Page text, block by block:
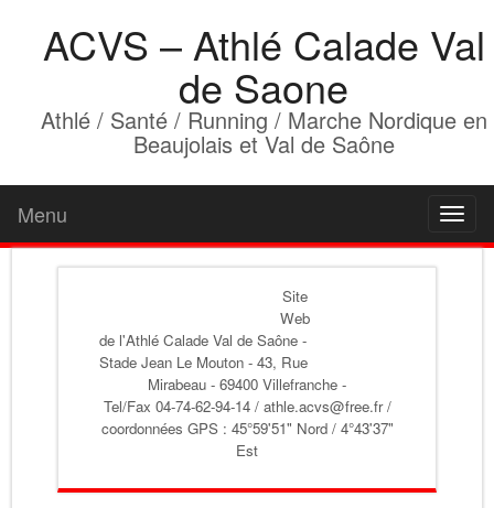
ACVS – Athlé Calade Val
de Saone
Athlé / Santé / Running / Marche Nordique en
Beaujolais et Val de Saône
Menu
Site
Web
de l'Athlé Calade Val de Saône -
Stade Jean Le Mouton - 43, Rue
Mirabeau - 69400 Villefranche -
Tel/Fax 04-74-62-94-14 / athle.acvs@free.fr /
coordonnées GPS : 45°59'51" Nord / 4°43'37"
Est